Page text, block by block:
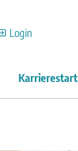
Login
Karrierestart